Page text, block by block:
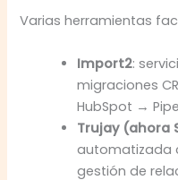
Varias herramientas
Import2:
migraciones
HubSpot →
Trujay (ahora
automatizada
gestión de